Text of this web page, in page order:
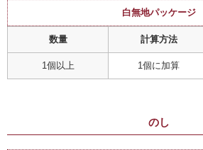
白無地パッケージ
数量 計算方法
1個以上 1個に加算
のし